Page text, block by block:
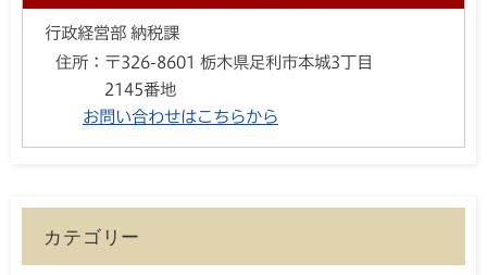
行政経営部 納税課
住所： 〒326-8601 栃木県足利市本城3丁目
2145番地
お問い合わせはこちらから
カテゴリー